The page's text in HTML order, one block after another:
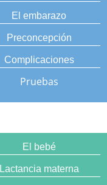
El embarazo
Preconcepción
Complicaciones
Pruebas
El bebé
Lactancia materna